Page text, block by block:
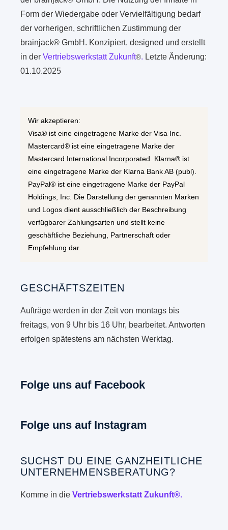
Form der Wiedergabe oder Vervielfältigung bedarf
der vorherigen, schriftlichen Zustimmung der
brainjack® GmbH. Konzipiert, designed und erstellt
in derVertriebswerkstatt Zukunft®. Letzte Änderung:
01.10.2025
Wir akzeptieren:
Visa® ist eine eingetragene Marke der Visa Inc.
Mastercard® ist eine eingetragene Marke der
Mastercard International Incorporated. Klarna® ist
eine eingetragene Marke der Klarna Bank AB (publ).
PayPal® ist eine eingetragene Marke der PayPal
Holdings, Inc. Die Darstellung der genannten Marken
und Logos dient ausschließlich der Beschreibung
verfügbarer Zahlungsarten und stellt keine
geschäftliche Beziehung, Partnerschaft oder
Empfehlung dar.
GESCHÄFTSZEITEN
Aufträge werden in der Zeit von montags bis
freitags, von 9 Uhr bis 16 Uhr, bearbeitet. Antworten
erfolgen spätestens am nächsten Werktag.
Folge uns auf Facebook
Folge uns auf Instagram
SUCHST DU EINE GANZHEITLICHE
UNTERNEHMENSBERATUNG?
Komme in dieVertriebswerkstatt Zukunft®.